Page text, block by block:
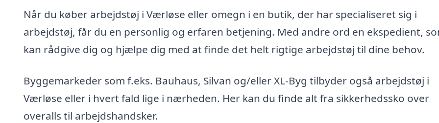
Når du køber arbejdstøj i Værløse eller omegn i en butik, der har specialiseret sig i
arbejdstøj, får du en personlig og erfaren betjening. Med andre ord en ekspedient,
kan rådgive dig og hjælpe dig med at finde det helt rigtige arbejdstøj til dine behov.
Byggemarkeder som f.eks. Bauhaus, Silvan og/eller XL-Byg tilbyder også arbejdstøj i
Værløse eller i hvert fald lige i nærheden. Her kan du finde alt fra sikkerhedssko over
overalls til arbejdshandsker.